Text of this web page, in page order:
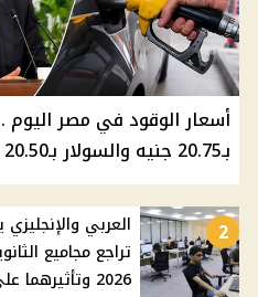
بـ20.75 جنيه والسولار بـ20.50 جنيه
2
العربي
تراجع مجاميع
2026 وتأثيرهما على التنسيق